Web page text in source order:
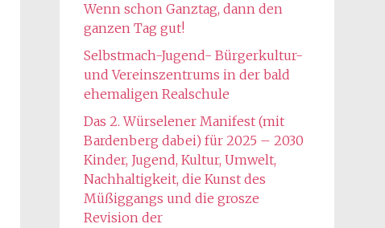
Wenn schon Ganztag, dann den
ganzen Tag gut!
Selbstmach-Jugend- Bürgerkultur-
und Vereinszentrums in der bald
ehemaligen Realschule
Das 2. Würselener Manifest (mit
Bardenberg dabei) für 2025 – 2030
Kinder, Jugend, Kultur, Umwelt,
Nachhaltigkeit, die Kunst des
Müßiggangs und die grosze
Revision der